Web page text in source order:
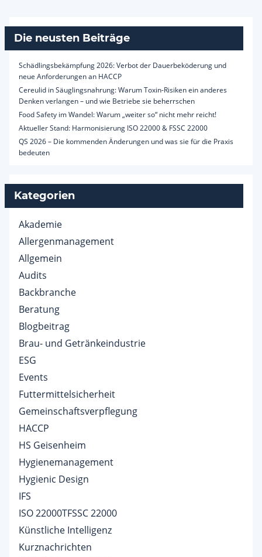
Die neusten Beiträge
Schädlingsbekämpfung 2026: Verbot der Dauerbeköderung und
neue Anforderungen an HACCP
Cereulid in Säuglingsnahrung: Warum Toxin-Risiken ein anderes
Denken verlangen – und wie Betriebe sie beherrschen
Food Safety im Wandel: Warum „weiter so“ nicht mehr reicht!
Aktueller Stand: Harmonisierung ISO 22000 & FSSC 22000
QS 2026 – Die kommenden Änderungen und was sie für die Praxis
bedeuten
Kategorien
Akademie
Allergenmanagement
Allgemein
Audits
Backbranche
Beratung
Blogbeitrag
Brau- und Getränkeindustrie
ESG
Events
Futtermittelsicherheit
Gemeinschaftsverpflegung
HACCP
HS Geisenheim
Hygienemanagement
Hygienic Design
IFS
ISO 22000TFSSC 22000
Künstliche Intelligenz
Kurznachrichten